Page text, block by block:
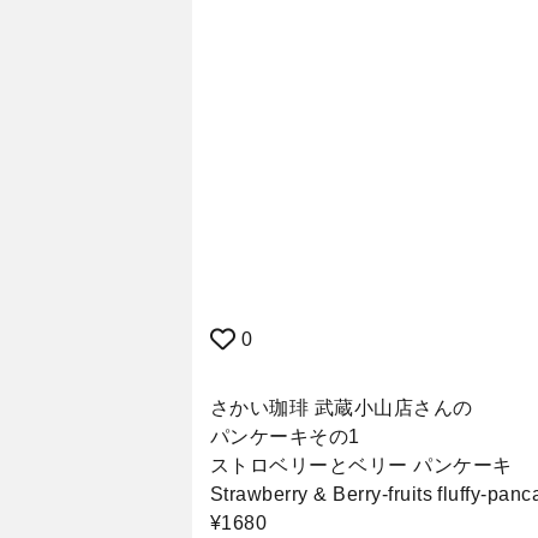
0
さかい珈琲 武蔵小山店さんの
パンケーキその1
ストロベリーとベリー パンケーキ
Strawberry & Berry-fruits fluffy-
¥1680